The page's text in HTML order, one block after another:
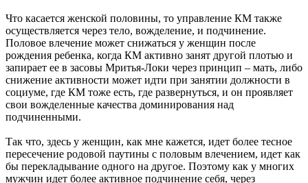
Что касается женской половины, то управление КМ также
осуществляется через тело, вожделение, и подчинение.
Половое влечение может снижаться у женщин после
рождения ребенка, когда КМ активно занят другой плотью и
запирает ее в засовы Мритья-Локи через принцип – мать, либо
снижение активности может идти при занятии должности в
социуме, где КМ тоже есть, где развернуться, и он проявляет
свои вожделенные качества доминирования над
подчиненными.
Так что, здесь у женщин, как мне кажется, идет более тесное
пересечение родовой паутины с половым влечением, идет как
бы перекладывание одного на другое. Поэтому как у многих
мужчин идет более активное подчинение себя, через